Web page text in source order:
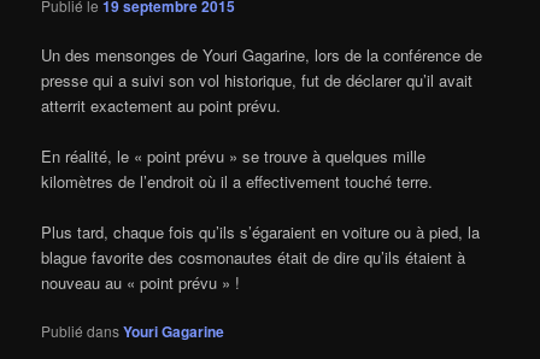
Publié le19 septembre 2015
Un des mensonges de Youri Gagarine, lors de la conférence de
presse qui a suivi son vol historique, fut de déclarer qu’il avait
atterrit exactement au point prévu.
En réalité, le « point prévu » se trouve à quelques mille
kilomètres de l’endroit où il a effectivement touché terre.
Plus tard, chaque fois qu’ils s’égaraient en voiture ou à pied, la
blague favorite des cosmonautes était de dire qu’ils étaient à
nouveau au « point prévu » !
Publié dansYouri Gagarine